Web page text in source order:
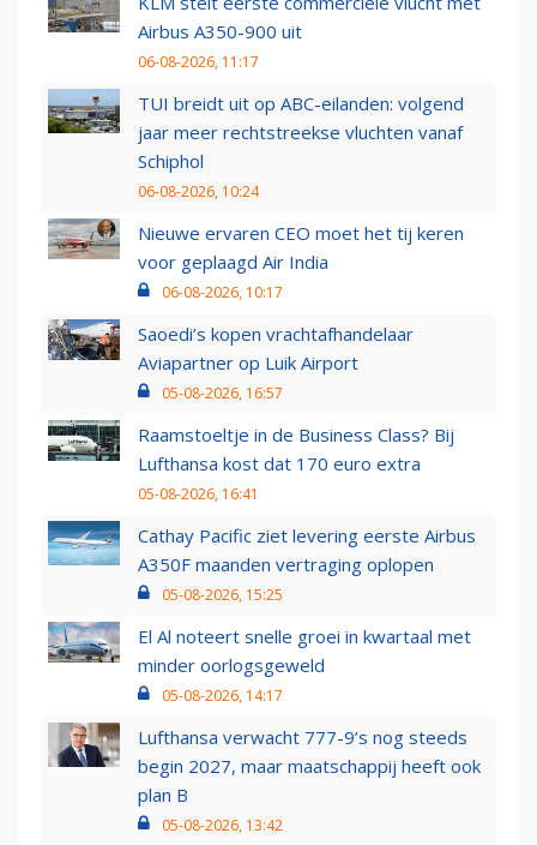
Airbus A350-900 uit
06-08-2026, 11:17
TUI breidt uit op ABC-eilanden: volgend
jaar meer rechtstreekse vluchten vanaf
Schiphol
06-08-2026, 10:24
Nieuwe ervaren CEO moet het tij keren
voor geplaagd Air India
06-08-2026, 10:17
Saoedi’s kopen vrachtafhandelaar
Aviapartner op Luik Airport
05-08-2026, 16:57
Raamstoeltje in de Business Class? Bij
Lufthansa kost dat 170 euro extra
05-08-2026, 16:41
Cathay Pacific ziet levering eerste Airbus
A350F maanden vertraging oplopen
05-08-2026, 15:25
El Al noteert snelle groei in kwartaal met
minder oorlogsgeweld
05-08-2026, 14:17
Lufthansa verwacht 777-9’s nog steeds
begin 2027, maar maatschappij heeft ook
plan B
05-08-2026, 13:42